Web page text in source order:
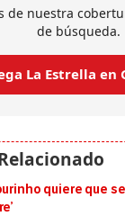
de nuestra
de búsqueda.
La Estrella en
quiere que